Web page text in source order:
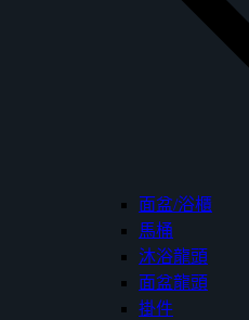
面盆/浴櫃
馬桶
沐浴龍頭
面盆龍頭
掛件